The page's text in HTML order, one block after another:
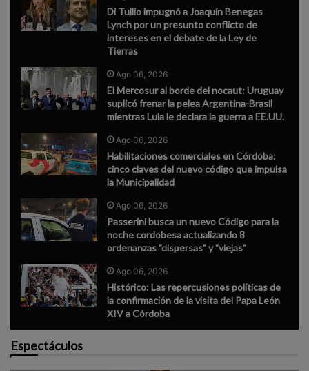
Di Tullio impugnó a Joaquín Benegas
Lynch por un presunto conflicto de
intereses en el debate de la Ley de
Tierras
Ago 06, 2026
El Mercosur al borde del nocaut: Uruguay
suplicó frenar la pelea Argentina-Brasil
mientras Lula le declara la guerra a EE.UU.
Ago 06, 2026
Habilitaciones comerciales en Córdoba:
cinco claves del nuevo código que impulsa
la Municipalidad
Ago 06, 2026
Passerini busca un nuevo Código para la
noche cordobesa actualizando 8
ordenanzas "dispersas" y "viejas"
Ago 06, 2026
Histórico: Las repercusiones políticas de
la confirmación de la visita del Papa León
XIV a Córdoba
Espectáculos